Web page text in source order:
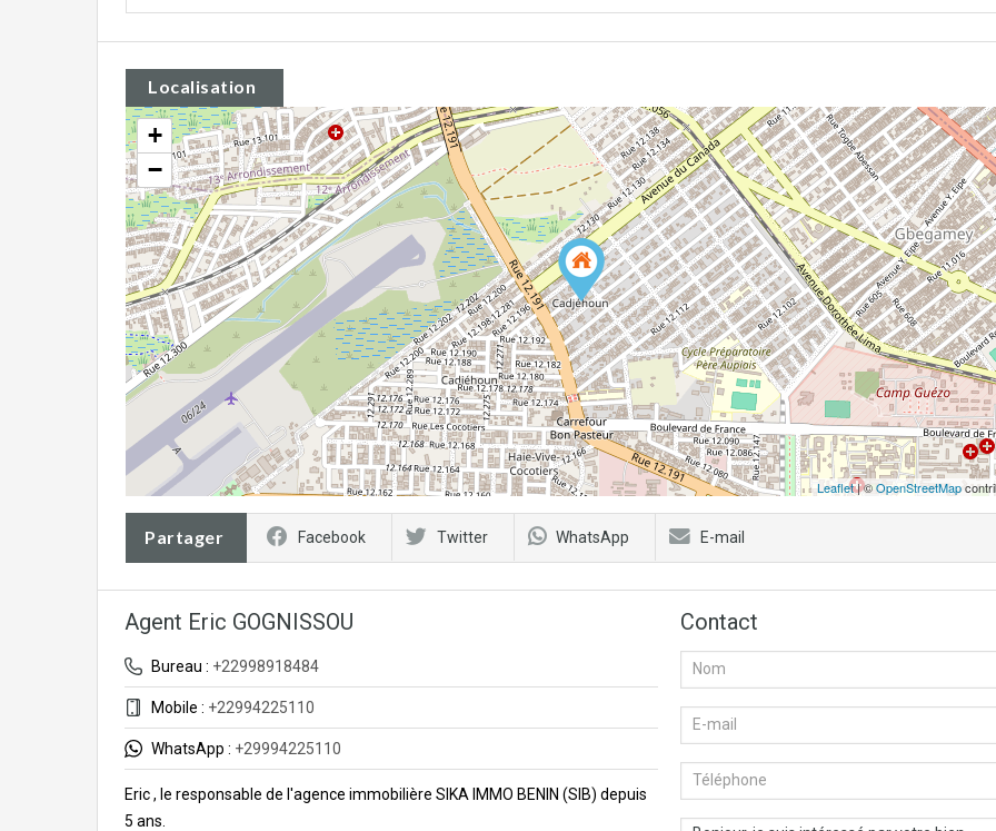
Localisation
+
−
Leaflet| ©OpenStreetMap
Partager Facebook Twitter WhatsApp E-mail
Agent Eric GOGNISSOU
Bureau : +22998918484
Mobile : +22994225110
WhatsApp : +29994225110
Eric , le responsable de l'agence immobilière SIKA IMMO BENIN (SIB) depuis
5 ans.
Contact